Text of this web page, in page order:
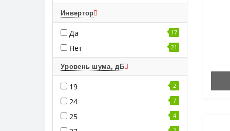
Инвертор
Да 17
Нет 21
Уровень шума, дБ
19 2
24 7
25 4